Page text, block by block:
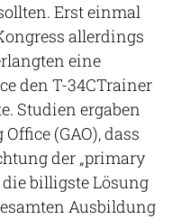
Erst einmal
allerdings
eine
den T-34CTrainer
Studien ergaben
(GAO), dass
der „primary
die billigste Lösung
Ausbildung